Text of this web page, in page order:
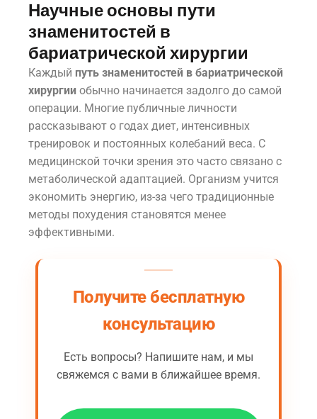
Научные основы пути
знаменитостей в
бариатрической хирургии
Каждый путь знаменитостей в бариатрической
хирургии обычно начинается задолго до самой
операции. Многие публичные личности
рассказывают о годах диет, интенсивных
тренировок и постоянных колебаний веса. С
медицинской точки зрения это часто связано с
метаболической адаптацией. Организм учится
экономить энергию, из-за чего традиционные
методы похудения становятся менее
эффективными.
Получите бесплатную
консультацию
Есть вопросы? Напишите нам, и мы
свяжемся с вами в ближайшее время.